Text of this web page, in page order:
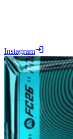
Instagram